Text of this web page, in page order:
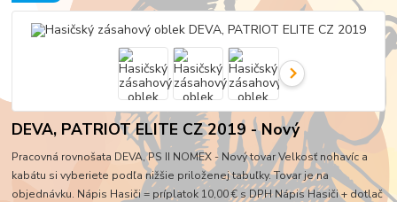
DEVA, PATRIOT ELITE CZ 2019 - Nový
Pracovná rovnošata DEVA, PS II NOMEX - Nový tovar Velkosť nohavíc a
kabátu si vyberiete podľa nižšie priloženej tabuľky. Tovar je na
objednávku. Nápis Hasiči = príplatok 10,00 € s DPH Nápis Hasiči + dotlač